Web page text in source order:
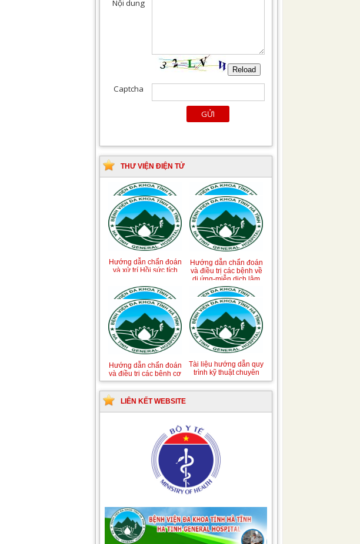
THƯ VIỆN ĐIỆN TỬ
Tài liệu Hướng dẫn
phòng ngừa nhiễm
khuẩn vết mổ
Hướng dẫn chẩn đoán
và điều trị một số bệnh
truyền nhiễm
Hướng dẫn quy trình kỹ
thuật Chuyên khoa
Phẫu thuật Tiết niệu
Hướng dẫn Quy trình
kỹ thuật Nhi khoa
LIÊN KẾT WEBSITE